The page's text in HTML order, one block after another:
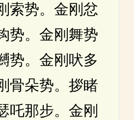
索势。金刚忿
势。金刚舞势
势。金刚吠多
骨朵势。拶睹
吒那步。金刚